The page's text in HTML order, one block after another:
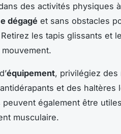
des activités
dégagé et sans obstacles
les tapis glissants et
équipement, privilégiez des
et des
peuvent également être
musculaire.